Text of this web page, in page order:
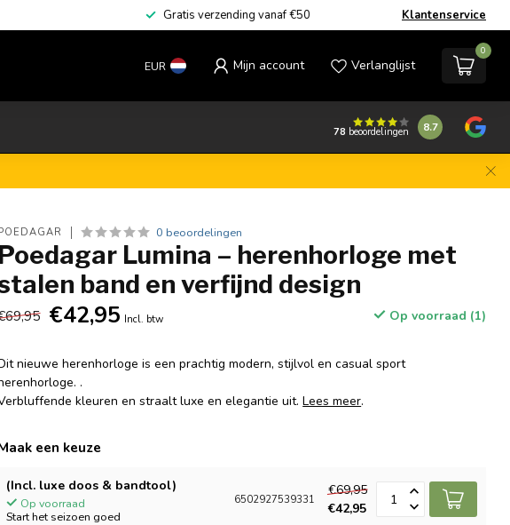
14 dagen bedenktijd – geen risico Klantenservice
EUR Mijn account Verlanglijst
0
78 beoordelingen 8.7
0 beoordelingen
Poedagar Lumina – herenhorloge met
band en verfijnd design
€42,95 Incl. btw Op voorraad (1)
nieuwe herenhorloge is een prachtig modern, stijlvol en casual sport
.
kleuren en straalt luxe en elegantie uit.Lees meer.
een keuze
(Incl. luxe doos & bandtool)
Op voorraad
Start het seizoen goed
6502927539331
€69,95
€42,95